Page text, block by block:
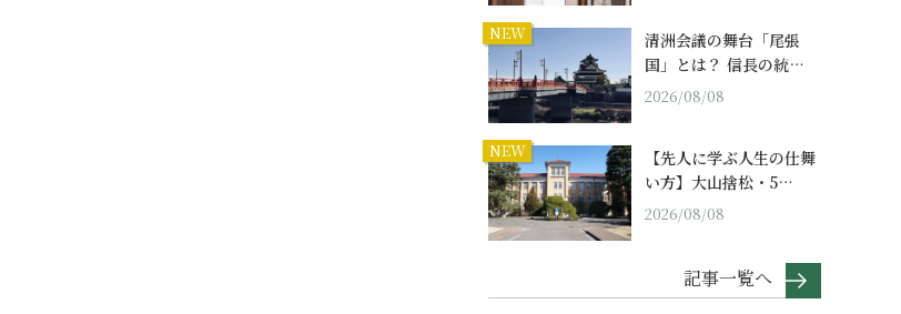
NEW
清洲会議の舞台「尾張
国」とは？ 信長の統…
2026/08/08
NEW
【先人に学ぶ人生の仕舞
い方】大山捨松・5…
2026/08/08
記事一覧へ